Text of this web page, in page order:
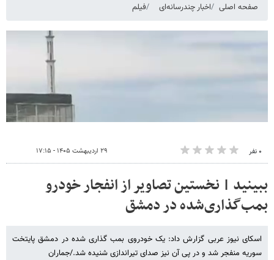
صفحه اصلی اخبار چندرسانه‌ای فیلم
۰ نفر ۲۹ اردیبهشت ۱۴۰۵ - ۱۷:۱۵
ببینید | نخستین تصاویر از انفجار خودرو
بمب‌گذاری‌شده در دمشق
اسکای نیوز عربی گزارش داد: یک خودروی بمب گذاری شده در دمشق پایتخت
سوریه منفجر شد و در پی آن نیز صدای تیراندازی شنیده شد./جماران